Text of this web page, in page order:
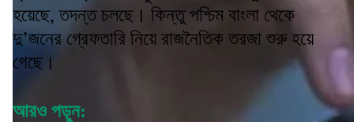
হয়েছে, তদন্ত চলছে। কিন্তু পশ্চিম বাংলা থেকে
দু’জনের গ্রেফতারি নিয়ে রাজনৈতিক তরজা শুরু হয়ে
গেছে।
আরও পড়ুন: